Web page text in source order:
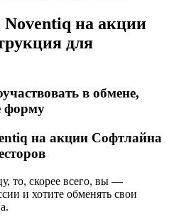
на акции
для
в обмене,
форму
на акции Софтлайна
то, скорее всего, вы —
и хотите обменять свои